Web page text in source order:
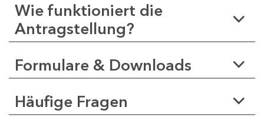
Wie funktioniert die
Antragstellung?
Formulare & Downloads
Häufige Fragen